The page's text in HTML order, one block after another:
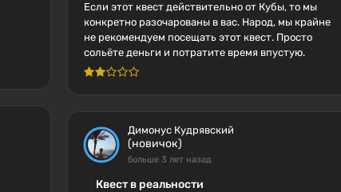
Если этот квест действительно от Кубы, то мы
конкретно разочарованы в вас. Народ, мы крайне
не рекомендуем посещать этот квест. Просто
сольёте деньги и потратите время впустую.
Димонус Кудрявский
(новичок)
больше 3 лет назад
Квест в реальности